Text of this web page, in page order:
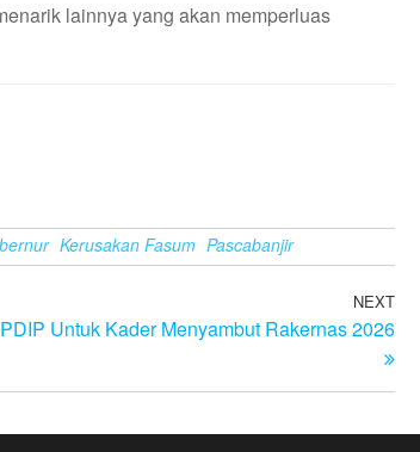
lainnya yang akan memperluas
Kerusakan Fasum Pascabanjir
Next
Post
NEXT
Untuk Kader Menyambut Rakernas 2026